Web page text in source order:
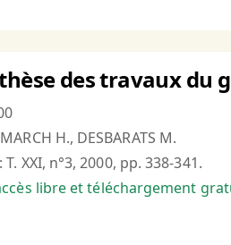
des travaux du
H., DESBARATS M.
XXI, n°3, 2000, pp. 338-341.
libre et téléchargement